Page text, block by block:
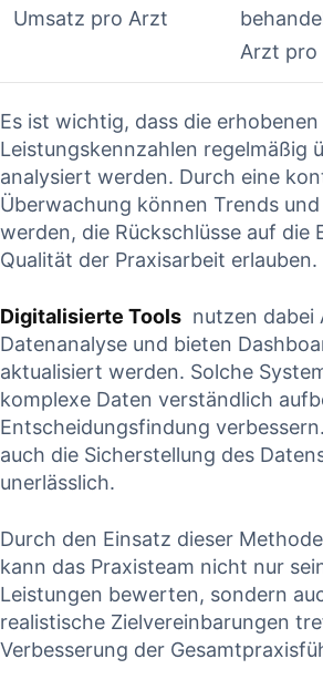
Umsatz pro Arzt
Arzt pro
Es ist wichtig, ‍dass die erhobenen
Leistungskennzahlen regelmäßig
‍analysiert⁢ werden. Durch ⁢eine
Überwachung können Trends
werden, ​die ​Rückschlüsse auf die⁢
Qualität⁢ der Praxisarbeit erlauben.
Digitalisierte ‍Tools
nutzen
Datenanalyse und bieten​
aktualisiert werden. Solche
komplexe ⁣Daten verständlich
Entscheidungsfindung
auch die Sicherstellung des
unerlässlich.
Durch den Einsatz dieser‌
kann das Praxisteam nicht nur
Leistungen ‍bewerten, sondern
realistische Zielvereinbarungen
Verbesserung​ der